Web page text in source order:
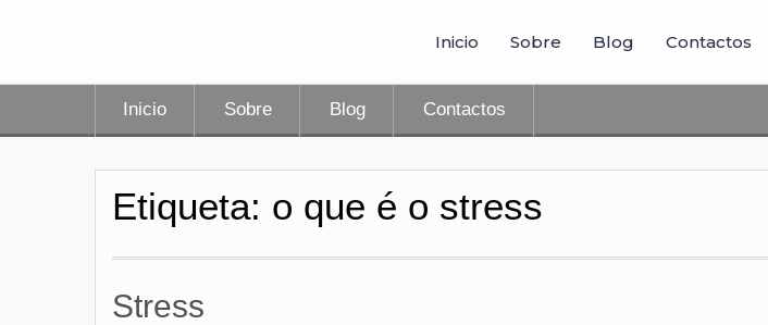
Inicio Sobre Blog Contactos
Inicio Sobre Blog Contactos
Etiqueta: o que é o stress
Stress